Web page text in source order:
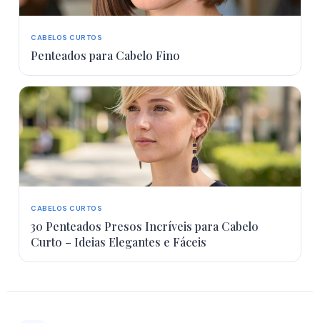
CABELOS CURTOS
Penteados para Cabelo Fino
CABELOS CURTOS
30 Penteados Presos Incríveis para Cabelo
Curto – Ideias Elegantes e Fáceis